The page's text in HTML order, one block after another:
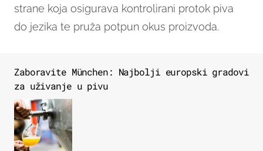
strane koja osigurava kontrolirani protok piva
do jezika te pruža potpun okus proizvoda.
Zaboravite München: Najbolji europski gradovi
za uživanje u pivu